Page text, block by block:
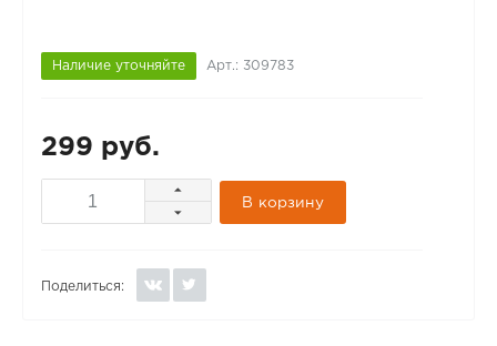
Наличие уточняйте Арт.: 309783
299 руб.
В корзину
Поделиться: